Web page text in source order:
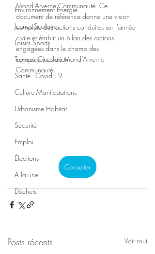
Environnement Energie
Jeunes Scolaire
Loisirs Sports
Travaux Circulation
Santé - Covid-19
Culture Manifestations
Urbanisme Habitat
Sécurité
Emploi
Élections
A la une
Déchets
Mond'Arverne Communauté. Ce
document de référence donne une vision
complète des actions conduites sur l'année
civile et établit un bilan des actions
engagées dans le champ des
compétences de Mond’Arverne
Communauté.
Consulter
Posts récents Voir tout